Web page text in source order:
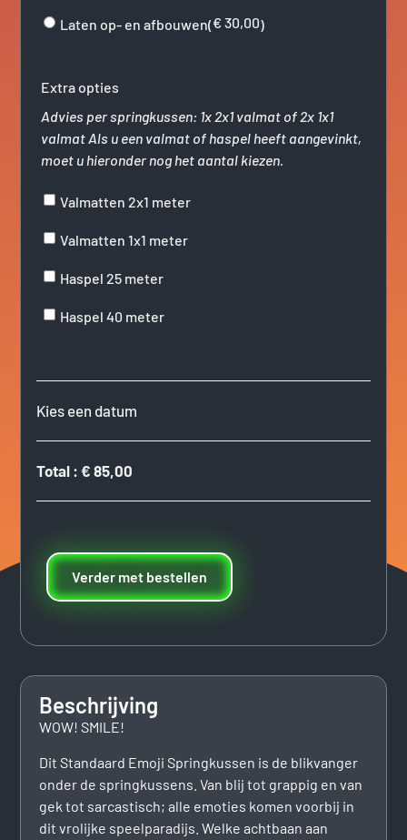
Laten op- en afbouwen(€ 30,00)
Extra opties
Advies per springkussen: 1x 2x1 valmat of 2x 1x1
valmat Als u een valmat of haspel heeft aangevinkt,
moet u hieronder nog het aantal kiezen.
Valmatten 2x1 meter
Valmatten 1x1 meter
Haspel 25 meter
Haspel 40 meter
Kies een datum
Total: € 85,00
Verder met bestellen
Beschrijving
WOW! SMILE!
Dit Standaard Emoji Springkussen is de blikvanger
onder de springkussens. Van blij tot grappig en van
gek tot sarcastisch; alle emoties komen voorbij in
dit vrolijke speelparadijs. Welke achtbaan aan